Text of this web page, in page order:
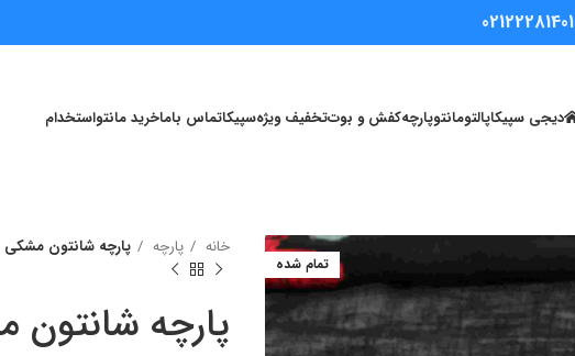
02122281401
دیجی سپیکاپالتومانتوپارچهکفش و بوتتخفیف ویژهسپیکاتماس باماخرید مانتواستخدام
تمام شده
خانه پارچه پارچه شانتون مشکی
پارچه